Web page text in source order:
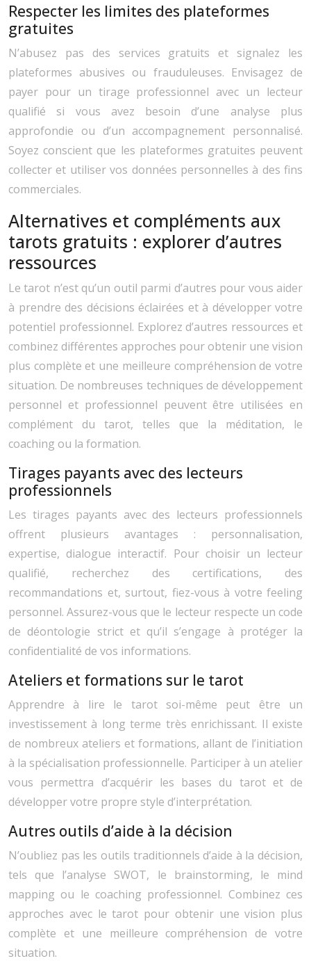
Respecter les limites des plateformes
gratuites
N’abusez pas des services gratuits et signalez les
plateformes abusives ou frauduleuses. Envisagez de
payer pour un tirage professionnel avec un lecteur
qualifié si vous avez besoin d’une analyse plus
approfondie ou d’un accompagnement personnalisé.
Soyez conscient que les plateformes gratuites peuvent
collecter et utiliser vos données personnelles à des fins
commerciales.
Alternatives et compléments aux
tarots gratuits : explorer d’autres
ressources
Le tarot n’est qu’un outil parmi d’autres pour vous aider
à prendre des décisions éclairées et à développer votre
potentiel professionnel. Explorez d’autres ressources et
combinez différentes approches pour obtenir une vision
plus complète et une meilleure compréhension de votre
situation. De nombreuses techniques de développement
personnel et professionnel peuvent être utilisées en
complément du tarot, telles que la méditation, le
coaching ou la formation.
Tirages payants avec des lecteurs
professionnels
Les tirages payants avec des lecteurs professionnels
offrent plusieurs avantages : personnalisation,
expertise, dialogue interactif. Pour choisir un lecteur
qualifié, recherchez des certifications, des
recommandations et, surtout, fiez-vous à votre feeling
personnel. Assurez-vous que le lecteur respecte un code
de déontologie strict et qu’il s’engage à protéger la
confidentialité de vos informations.
Ateliers et formations sur le tarot
Apprendre à lire le tarot soi-même peut être un
investissement à long terme très enrichissant. Il existe
de nombreux ateliers et formations, allant de l’initiation
à la spécialisation professionnelle. Participer à un atelier
vous permettra d’acquérir les bases du tarot et de
développer votre propre style d’interprétation.
Autres outils d’aide à la décision
N’oubliez pas les outils traditionnels d’aide à la décision,
tels que l’analyse SWOT, le brainstorming, le mind
mapping ou le coaching professionnel. Combinez ces
approches avec le tarot pour obtenir une vision plus
complète et une meilleure compréhension de votre
situation.